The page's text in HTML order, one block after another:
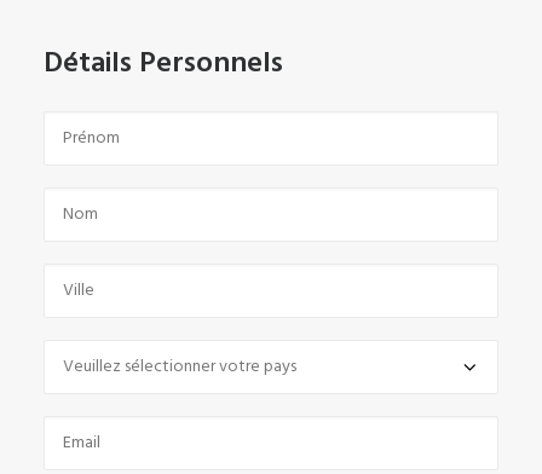
Détails Personnels